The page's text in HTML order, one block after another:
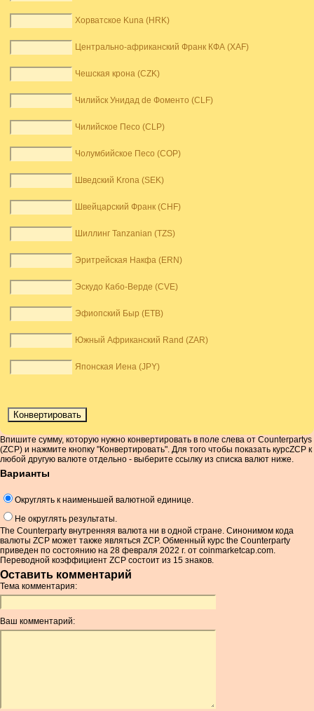
Хорватское Kuna (HRK)
Центрально-африканский Франк КФА (XAF)
Чешская крона (CZK)
Чилийск Унидад de Фоменто (CLF)
Чилийское Песо (CLP)
Чолумбийское Песо (COP)
Шведский Krona (SEK)
Швейцарский Франк (CHF)
Шиллинг Tanzanian (TZS)
Эритрейская Накфа (ERN)
Эскудо Кабо-Верде (CVE)
Эфиопский Быр (ETB)
Южный Африканский Rand (ZAR)
Японская Иена (JPY)
Впишите сумму, которую нужно конвертировать в поле слева от Counterpartys
(ZCP) и нажмите кнопку "Конвертировать". Для того чтобы показать курсZCP к
любой другую валюте отдельно - выберите ссылку из списка валют ниже.
Варианты
Округлять к наименьшей валютной единице.
Не округлять результаты.
The Counterparty внутренняя валюта ни в одной стране. Синонимом кода
валюты ZCP может также являться ZCP. Обменный курс the Counterparty
приведен по состоянию на 28 февраля 2022 г. от coinmarketcap.com.
Переводной коэффициент ZCP состоит из 15 знаков.
Оставить комментарий
Тема комментария:
Ваш комментарий: